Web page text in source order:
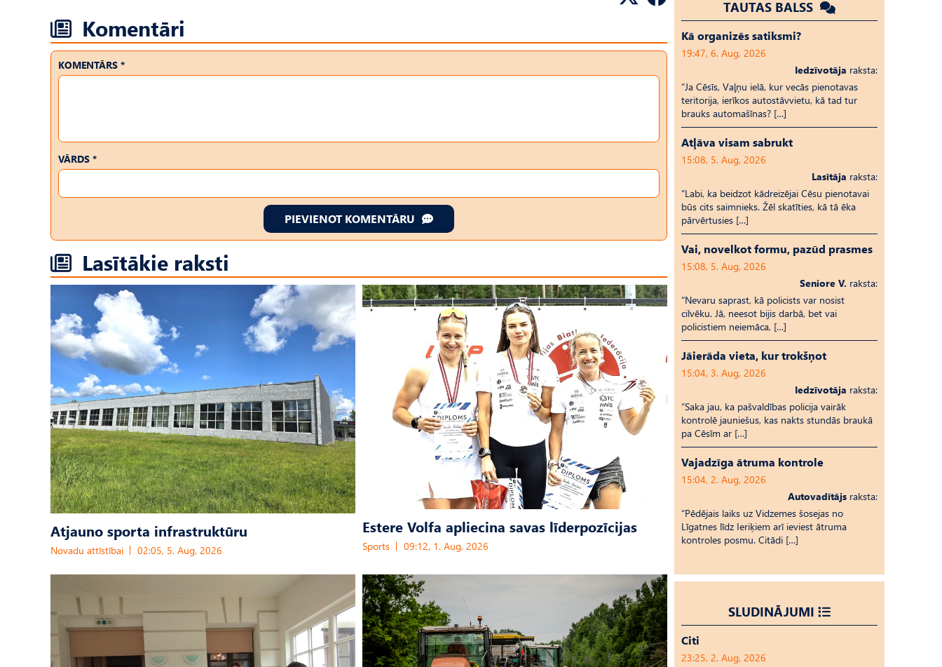
Komentāri
KOMENTĀRS *
VĀRDS *
PIEVIENOT KOMENTĀRU
Lasītākie raksti
Atjauno sporta infrastruktūru
Novadu attīstībai 02:05, 5. Aug, 2026
Estere Volfa apliecina savas līderpozīcijas
Sports 09:12, 1. Aug, 2026
TAUTAS BALSS
Kā organizēs satiksmi?
19:47, 6. Aug, 2026
Iedzīvotāja raksta:
“Ja Cēsīs, Vaļņu ielā, kur vecās pienotavas
teritorija, ierīkos autostāvvietu, kā tad tur
brauks automašīnas? […]
Atļāva visam sabrukt
15:08, 5. Aug, 2026
Lasītāja raksta:
“Labi, ka beidzot kādreizējai Cēsu pienotavai
būs cits saimnieks. Žēl skatīties, kā tā ēka
pārvērtusies […]
Vai, novelkot formu, pazūd prasmes
15:08, 5. Aug, 2026
Seniore V. raksta:
“Nevaru saprast, kā policists var nosist
cilvēku. Jā, neesot bijis darbā, bet vai
policistiem neiemāca, […]
Jāierāda vieta, kur trokšņot
15:04, 3. Aug, 2026
Iedzīvotāja raksta:
“Saka jau, ka pašvaldības policija vairāk
kontrolē jauniešus, kas nakts stundās braukā
pa Cēsīm ar […]
Vajadzīga ātruma kontrole
15:04, 2. Aug, 2026
Autovadītājs raksta:
“Pēdējais laiks uz Vid­ze­mes šosejas no
Līgatnes līdz Ieriķiem arī ieviest ātruma
kontroles posmu. Citādi […]
SLUDINĀJUMI
Citi
23:25, 2. Aug, 2026